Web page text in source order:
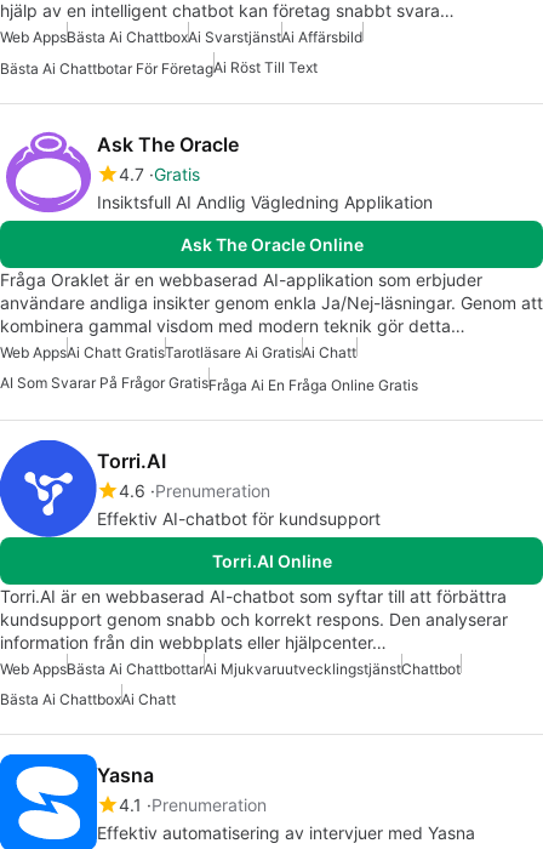
hjälp av en intelligent chatbot kan företag snabbt svara…
Web AppsBästa Ai ChattboxAi SvarstjänstAi Affärsbild
Bästa Ai Chattbotar För FöretagAi Röst Till Text
Ask The Oracle
4.7 Gratis
Insiktsfull AI Andlig Vägledning Applikation
Ask The Oracle Online
Fråga Oraklet är en webbaserad AI-applikation som erbjuder
användare andliga insikter genom enkla Ja/Nej-läsningar. Genom att
kombinera gammal visdom med modern teknik gör detta…
Web AppsAi Chatt GratisTarotläsare Ai GratisAi Chatt
AI Som Svarar På Frågor GratisFråga Ai En Fråga Online Gratis
Torri.AI
4.6 Prenumeration
Effektiv AI-chatbot för kundsupport
Torri.AI Online
Torri.AI är en webbaserad AI-chatbot som syftar till att förbättra
kundsupport genom snabb och korrekt respons. Den analyserar
information från din webbplats eller hjälpcenter…
Web AppsBästa Ai ChattbottarAi MjukvaruutvecklingstjänstChattbot
Bästa Ai ChattboxAi Chatt
Yasna
4.1
Prenumeration
Effektiv automatisering av intervjuer med Yasna